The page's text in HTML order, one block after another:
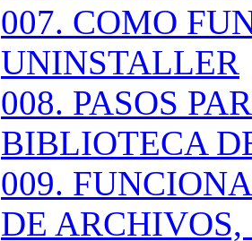
007. COMO
UNINSTALLER
008. PASOS
BIBLIOTECA
009.
DE